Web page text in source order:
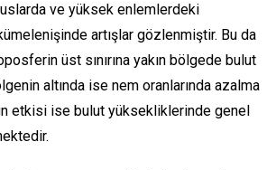
ve yüksek enlemlerdeki
artışlar gözlenmiştir. Bu da
üst sınırına yakın bölgede bulut
altında ise nem oranlarında azalma
etkisi ise bulut yüksekliklerinde genel